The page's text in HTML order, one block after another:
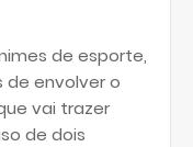
de esporte,
de envolver o
vai trazer
de dois